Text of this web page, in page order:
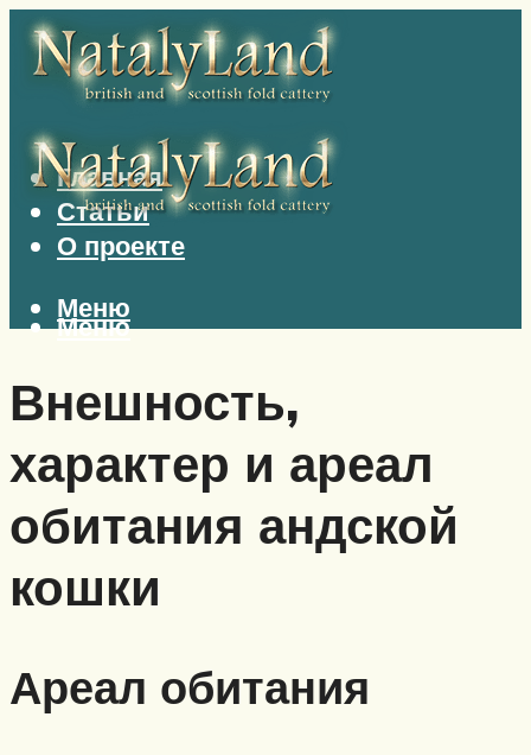
Главная
Статьи
О проекте
Меню
Меню
Внешность,
характер и ареал
обитания андской
кошки
Ареал обитания